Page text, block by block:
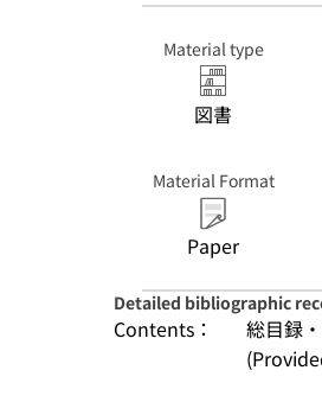
Material type
図書
Material Format
Paper
Detailed bibliographic
Contents：
総目録